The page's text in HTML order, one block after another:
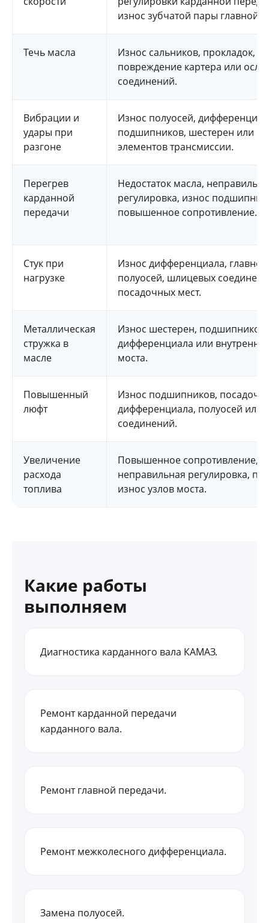
износ зубчатой пары главной
Течь масла
Износ сальников, прокладок,
повреждение картера или
соединений.
Вибрации и
удары при
разгоне
Износ полуосей,
подшипников, шестерен или
элементов трансмиссии.
Перегрев
карданной
передачи
Недостаток масла,
регулировка, износ
повышенное сопротивление.
Стук при
нагрузке
Износ дифференциала,
полуосей, шлицевых
посадочных мест.
Металлическая
стружка в
масле
Износ шестерен, подшипников,
дифференциала или
моста.
Повышенный
люфт
Износ подшипников,
дифференциала, полуосей или
соединений.
Увеличение
расхода
топлива
Повышенное сопротивление,
неправильная регулировка,
износ узлов моста.
Какие работы
выполняем
Диагностика карданного вала КАМАЗ.
Ремонт карданной передачи
карданного вала.
Ремонт главной передачи.
Ремонт межколесного дифференциала.
Замена полуосей.